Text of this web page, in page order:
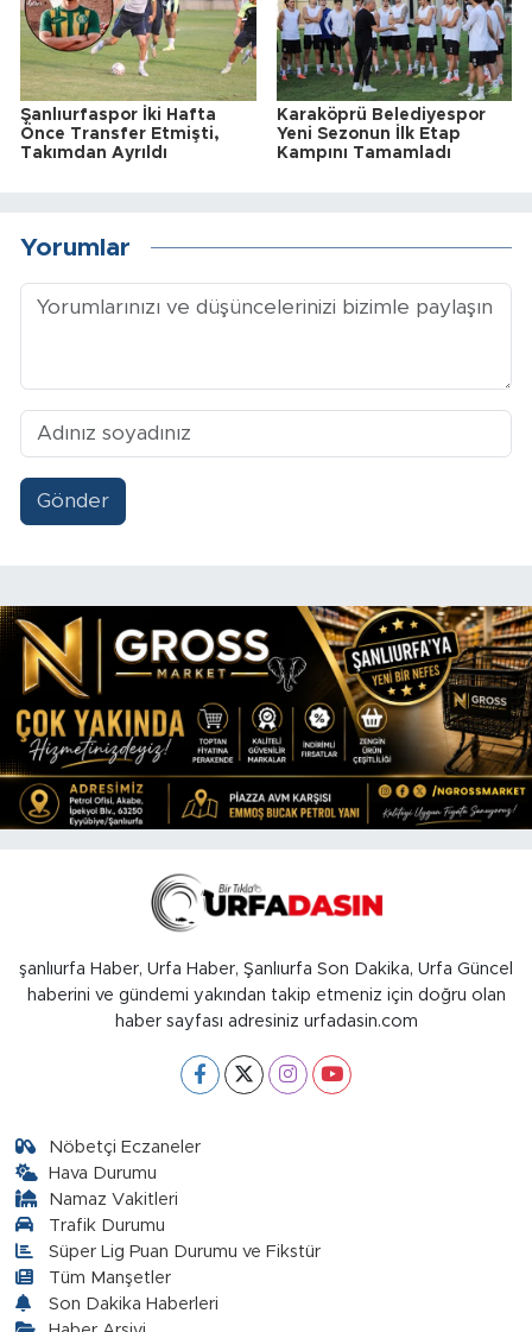
Şanlıurfaspor İki Hafta
Önce Transfer Etmişti,
Takımdan Ayrıldı
Karaköprü Belediyespor
Yeni Sezonun İlk Etap
Kampını Tamamladı
Yorumlar
Gönder
şanlıurfa Haber, Urfa Haber, Şanlıurfa Son Dakika, Urfa Güncel
haberini ve gündemi yakından takip etmeniz için doğru olan
haber sayfası adresiniz urfadasin.com
Nöbetçi Eczaneler
Hava Durumu
Namaz Vakitleri
Trafik Durumu
Süper Lig Puan Durumu ve Fikstür
Tüm Manşetler
Son Dakika Haberleri